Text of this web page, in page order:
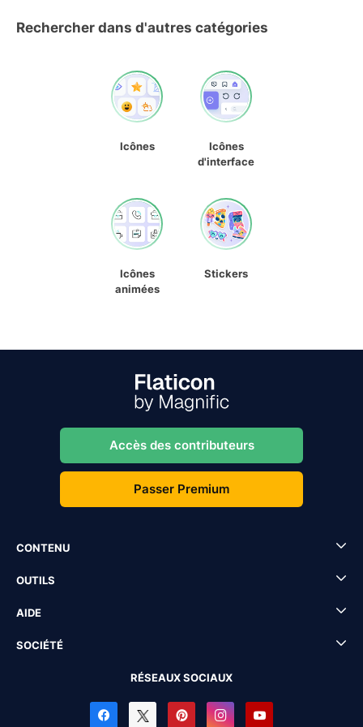
Rechercher dans d'autres catégories
Icônes
Icônes
d'interface
Icônes
animées
Stickers
Accès des contributeurs
Passer Premium
CONTENU
OUTILS
AIDE
SOCIÉTÉ
RÉSEAUX SOCIAUX